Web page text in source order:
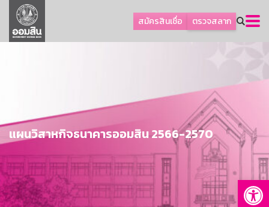
สมัครสินเชื่อ ตรวจสลาก
ลูกค้าธุรกิจ
ลูกค้าผู้ประกอบรายย่อย
การพัฒนาที่ยั่งยืน
ข่าวสาร
บริการทางการเงิน
อื่นๆ
แผนวิสาหกิจธนาคารออมสิน 2566-2570